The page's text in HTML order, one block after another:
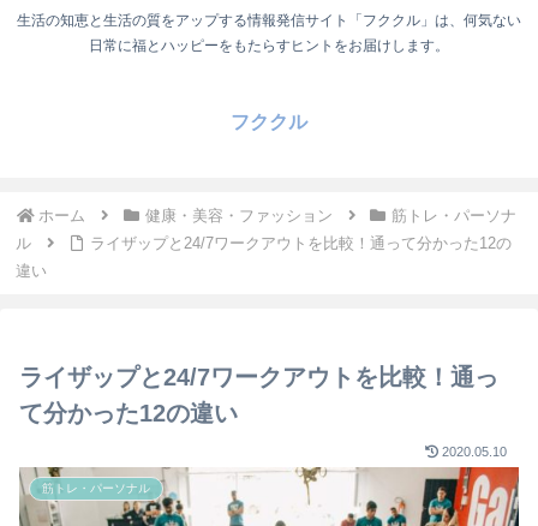
生活の知恵と生活の質をアップする情報発信サイト「フククル」は、何気ない
日常に福とハッピーをもたらすヒントをお届けします。
フククル
ホーム 健康・美容・ファッション
筋トレ・パーソナ
ル
ライザップと24/7ワークアウトを比較！通って分かった12の
違い
ライザップと24/7ワークアウトを比較！通っ
て分かった12の違い
2020.05.10
筋トレ・パーソナル